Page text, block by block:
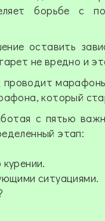
борьбе с
оставить
не вредно и
который
с пятью
этап:
ситуациями.